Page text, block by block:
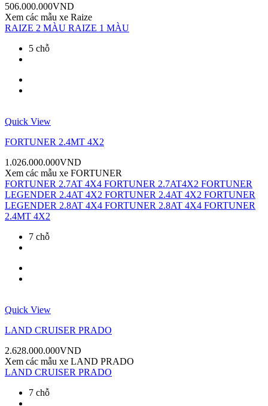
506.000.000VND
Xem các mẫu xe Raize
RAIZE 2 MÀU RAIZE 1 MÀU
5 chỗ
Quick View
FORTUNER 2.4MT 4X2
1.026.000.000VND
Xem các mẫu xe FORTUNER
FORTUNER 2.7AT 4X4 FORTUNER 2.7AT4X2 FORTUNER
LEGENDER 2.4AT 4X2 FORTUNER 2.4AT 4X2 FORTUNER
LEGENDER 2.8AT 4X4 FORTUNER 2.8AT 4X4 FORTUNER
2.4MT 4X2
7 chỗ
Quick View
LAND CRUISER PRADO
2.628.000.000VND
Xem các mẫu xe LAND PRADO
LAND CRUISER PRADO
7 chỗ